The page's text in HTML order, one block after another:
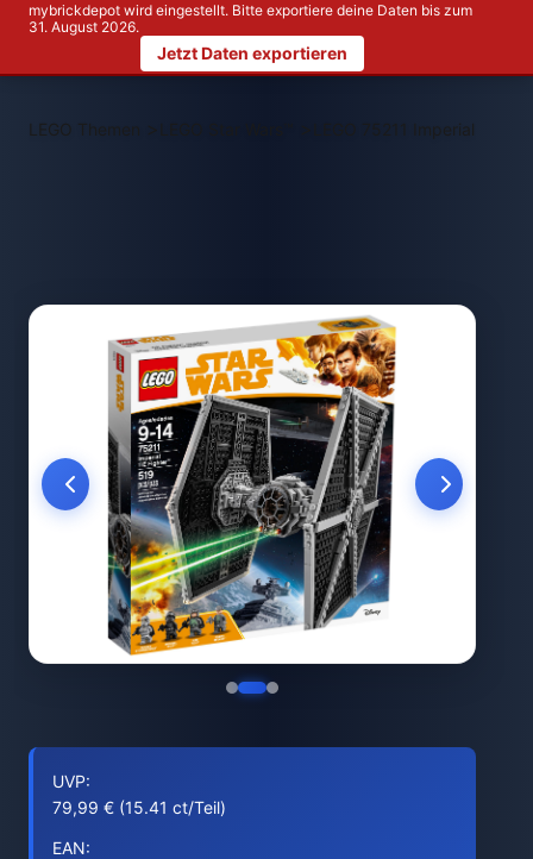
mybrickdepot wird eingestellt. Bitte exportiere deine Daten bis zum
31. August 2026.
Jetzt Daten exportieren
LEGO Themen > LEGO 75211 Imperial TIE
UVP:
79,99 € (15.41 ct/Teil)
EAN: